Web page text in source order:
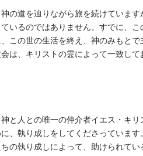
の道を辿りながら旅を続けていま
いるのではありません。すでに、
この世の生活を終え、神のみもとで
は、キリストの霊によって一致して
と人との唯一の仲介者イエス・キ
、執り成しをしてくださっていま
の執り成しによって、助けられてい